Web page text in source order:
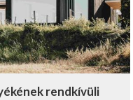
rendkívüli